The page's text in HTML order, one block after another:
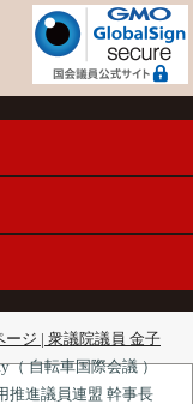
ジ | 衆議院議員 金子
（ 自転車国際会議 ）
推進議員連盟 幹事長